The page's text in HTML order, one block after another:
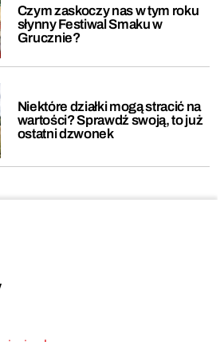
Czym zaskoczy nas w tym roku
słynny Festiwal Smaku w
Grucznie?
Niektóre działki mogą stracić na
wartości? Sprawdź swoją, to już
ostatni dzwonek